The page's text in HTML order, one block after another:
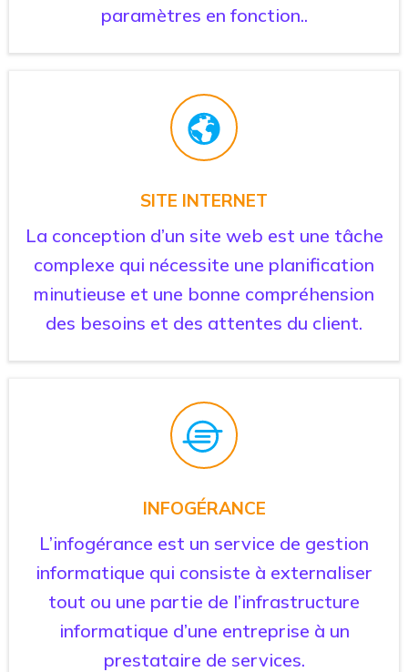
paramètres en fonction..
SITE INTERNET
La conception d’un site web est une tâche
complexe qui nécessite une planification
minutieuse et une bonne compréhension
des besoins et des attentes du client.
INFOGÉRANCE
L’infogérance est un service de gestion
informatique qui consiste à externaliser
tout ou une partie de l’infrastructure
informatique d’une entreprise à un
prestataire de services.